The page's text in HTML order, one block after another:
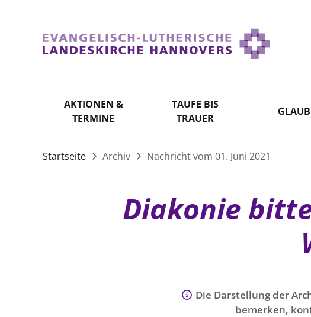
AKTIONEN &
TERMINE
TAUFE BIS
TRAUER
Startseite Archiv Nachricht vom 01. Juni 2021
Diakonie
Die Darstellung der
bemerken,